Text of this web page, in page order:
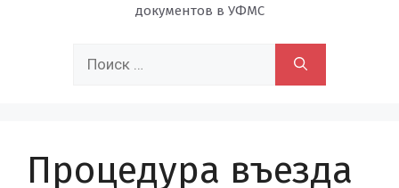
документов в УФМС
Процедура въезда